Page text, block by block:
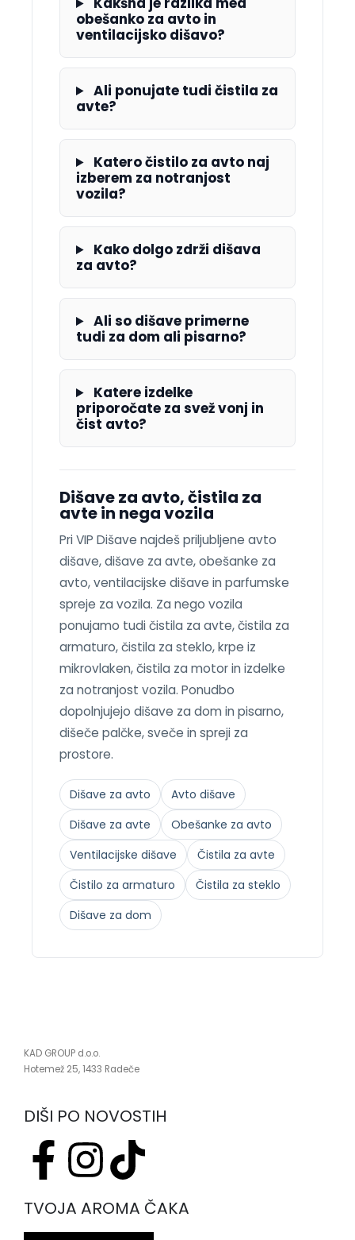
obešanko za avto in
ventilacijsko dišavo?
Ali ponujate tudi čistila za
avte?
Katero čistilo za avto naj
izberem za notranjost
vozila?
Kako dolgo zdrži dišava
za avto?
Ali so dišave primerne
tudi za dom ali pisarno?
Katere izdelke
priporočate za svež vonj in
čist avto?
Dišave za avto, čistila za
avte in nega vozila
Pri VIP Dišave najdeš priljubljene avto
dišave, dišave za avte, obešanke za
avto, ventilacijske dišave in parfumske
spreje za vozila. Za nego vozila
ponujamo tudi čistila za avte, čistila za
armaturo, čistila za steklo, krpe iz
mikrovlaken, čistila za motor in izdelke
za notranjost vozila. Ponudbo
dopolnjujejo dišave za dom in pisarno,
dišeče palčke, sveče in spreji za
prostore.
Dišave za avto
Avto dišave
Dišave za avte
Obešanke za avto
Ventilacijske dišave
Čistila za avte
Čistilo za armaturo
Čistila za steklo
Dišave za dom
KAD GROUP d.o.o.
Hotemež 25, 1433 Radeče
DIŠI PO NOVOSTIH
TVOJA AROMA ČAKA